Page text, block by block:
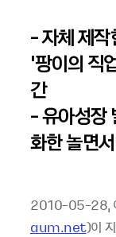
- 자체 제
‘팡이의 직
간
- 유아성장
화한 놀면
2010-05-28,
aum.net)이